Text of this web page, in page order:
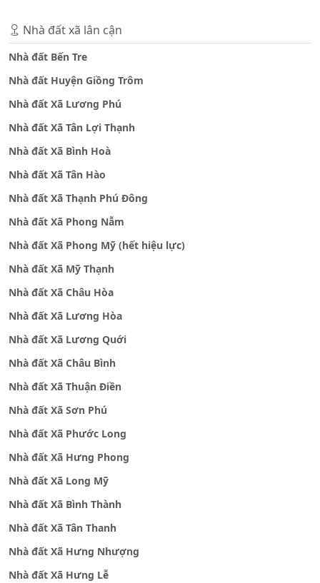
Nhà đất xã lân cận
Nhà đất Bến Tre
Nhà đất Huyện Giồng Trôm
Nhà đất Xã Lương Phú
Nhà đất Xã Tân Lợi Thạnh
Nhà đất Xã Bình Hoà
Nhà đất Xã Tân Hào
Nhà đất Xã Thạnh Phú Đông
Nhà đất Xã Phong Nẫm
Nhà đất Xã Phong Mỹ (hết hiệu lực)
Nhà đất Xã Mỹ Thạnh
Nhà đất Xã Châu Hòa
Nhà đất Xã Lương Hòa
Nhà đất Xã Lương Quới
Nhà đất Xã Châu Bình
Nhà đất Xã Thuận Điền
Nhà đất Xã Sơn Phú
Nhà đất Xã Phước Long
Nhà đất Xã Hưng Phong
Nhà đất Xã Long Mỹ
Nhà đất Xã Bình Thành
Nhà đất Xã Tân Thanh
Nhà đất Xã Hưng Nhượng
Nhà đất Xã Hưng Lễ